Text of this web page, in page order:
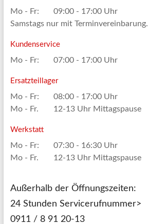
Mo - Fr:
09:00 - 17:00 Uhr
Samstags nur mit Terminvereinbarung.
Kundenservice
Mo - Fr: 07:00 - 17:00 Uhr
Ersatzteillager
Mo - Fr:
08:00 - 17:00 Uhr
Mo - Fr.
12-13 Uhr Mittagspause
Werkstatt
Mo - Fr:
07:30 - 16:30 Uhr
Mo - Fr.
12-13 Uhr Mittagspause
Außerhalb der Öffnungszeiten:
24 Stunden Servicerufnummer>
0911 / 8 91 20-13